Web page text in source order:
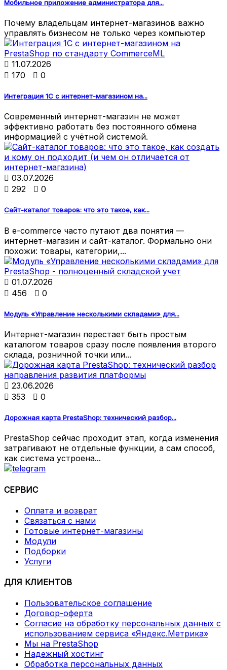
Мобильное приложение администратора для...
Почему владельцам интернет-магазинов важно
управлять бизнесом не только через компьютер
 11.07.2026
 170  0
Интеграция 1С с интернет-магазином на...
Современный интернет-магазин не может
эффективно работать без постоянного обмена
информацией с учётной системой.
 03.07.2026
 292  0
Сайт-каталог товаров: что это такое, как...
В e-commerce часто путают два понятия —
интернет-магазин и сайт-каталог. Формально они
похожи: товары, категории,...
 01.07.2026
 456  0
Модуль «Управление несколькими складами» для...
Интернет-магазин перестает быть простым
каталогом товаров сразу после появления второго
склада, розничной точки или...
 23.06.2026
 353  0
Дорожная карта PrestaShop: технический разбор...
PrestaShop сейчас проходит этап, когда изменения
затрагивают не отдельные функции, а сам способ,
как система устроена...
СЕРВИС
Оплата и возврат
Связаться с нами
Готовые интернет-магазины
Модули
Подборки
Услуги
ДЛЯ КЛИЕНТОВ
Пользовательское соглашение
Договор-оферта
Согласие на обработку персональных данных с
использованием сервиса «Яндекс.Метрика»
Мы на PrestaShop
Надежный хостинг
Обработка персональных данных